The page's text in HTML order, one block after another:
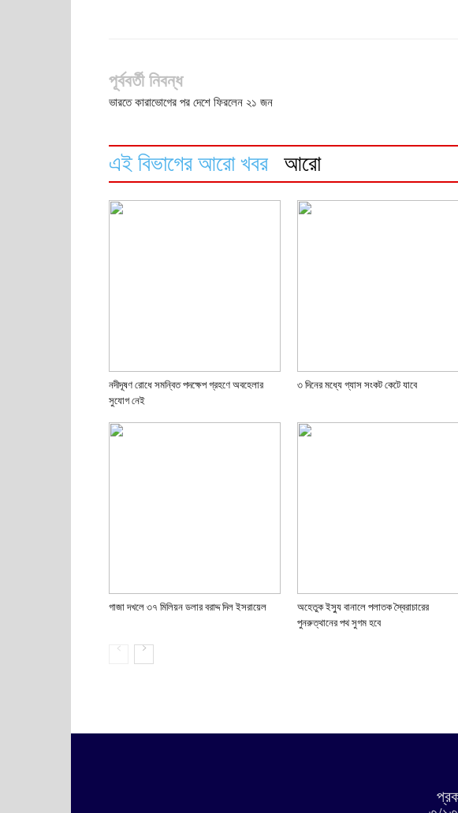
পূর্ববর্তী নিবন্ধ
ভারতে কারাভোগের পর দেশে ফিরলেন ২১ জন
এই বিভাগের আরো খবর আরো
নদীদূষণ রোধে সমন্বিত পদক্ষেপ গ্রহণে অবহেলার
সুযোগ নেই
৩ দিনের মধ্যে গ্যাস সংকট কেটে যাবে
গাজা দখলে ৩৭ মিলিয়ন ডলার বরাদ্দ দিল ইসরায়েল
অহেতুক ইস্যু বানালে পলাতক স্বৈরাচারের
পুনরুত্থানের পথ সুগম হবে